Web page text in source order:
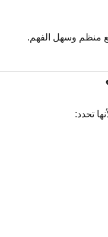
منظم وسهل الفهم.